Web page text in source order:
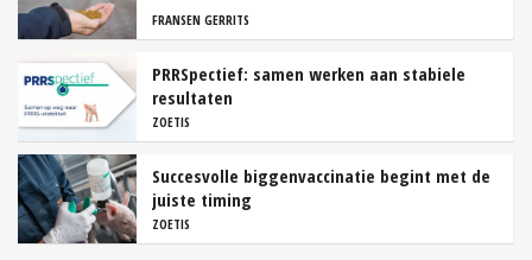
FRANSEN GERRITS
PRRSpectief: samen werken aan stabiele
resultaten
ZOETIS
Succesvolle biggenvaccinatie begint met de
juiste timing
ZOETIS